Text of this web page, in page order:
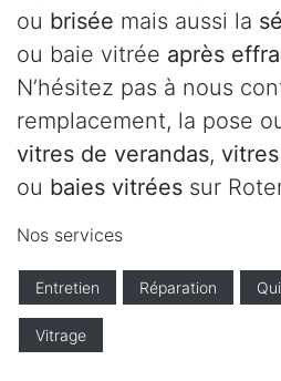
ou brisée mais aussi la
ou baie vitrée après
N’hésitez pas à nous
remplacement, la pose
vitres de verandas, vitres
ou baies vitrées sur
Nos services
Entretien Réparation
Vitrage